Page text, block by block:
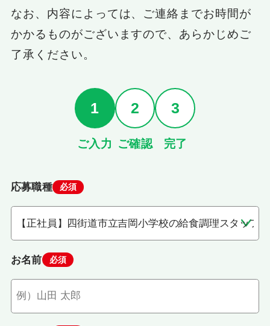
なお、内容によっては、ご連絡までお時間が
かかるものがございますので、あらかじめご
了承ください。
1
ご入力
2
ご確認
3
完了
応募職種 必須
お名前 必須